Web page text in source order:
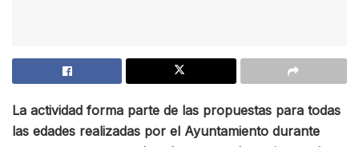
La actividad forma parte de las propuestas para todas
las edades realizadas por el Ayuntamiento durante